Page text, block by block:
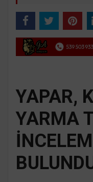
YAPAR,
YARMA